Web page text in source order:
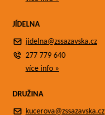
JÍDELNA
jidelna@zssazavska.cz
277 779 640
více info »
DRUŽINA
kucerova@zssazavska.cz